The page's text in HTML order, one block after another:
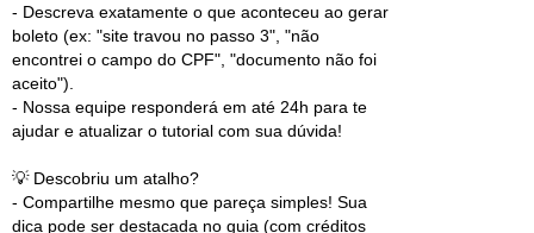
- Descreva exatamente o que aconteceu ao gerar
boleto (ex: "site travou no passo 3", "não
encontrei o campo do CPF", "documento não foi
aceito").
- Nossa equipe responderá em até 24h para te
ajudar e atualizar o tutorial com sua dúvida!
💡 Descobriu um atalho?
- Compartilhe mesmo que pareça simples! Sua
dica pode ser destacada no guia (com créditos